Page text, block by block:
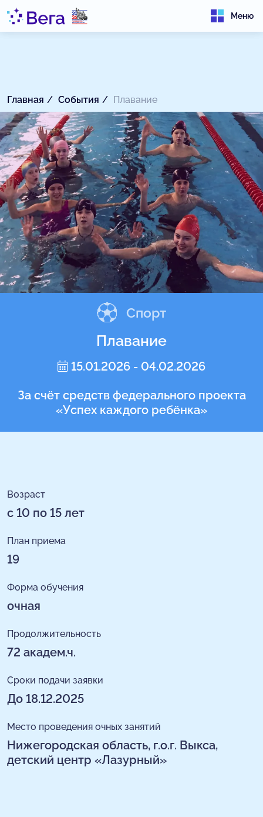
Меню
Главная События Плавание
Спорт
Плавание
15.01.2026 - 04.02.2026
За счёт средств федерального проекта
«Успех каждого ребёнка»
Возраст
с 10 по 15 лет
План приема
19
Форма обучения
очная
Продолжительность
72 академ.ч.
Сроки подачи заявки
До 18.12.2025
Место проведения очных занятий
Нижегородская область, г.о.г. Выкса,
детский центр «Лазурный»